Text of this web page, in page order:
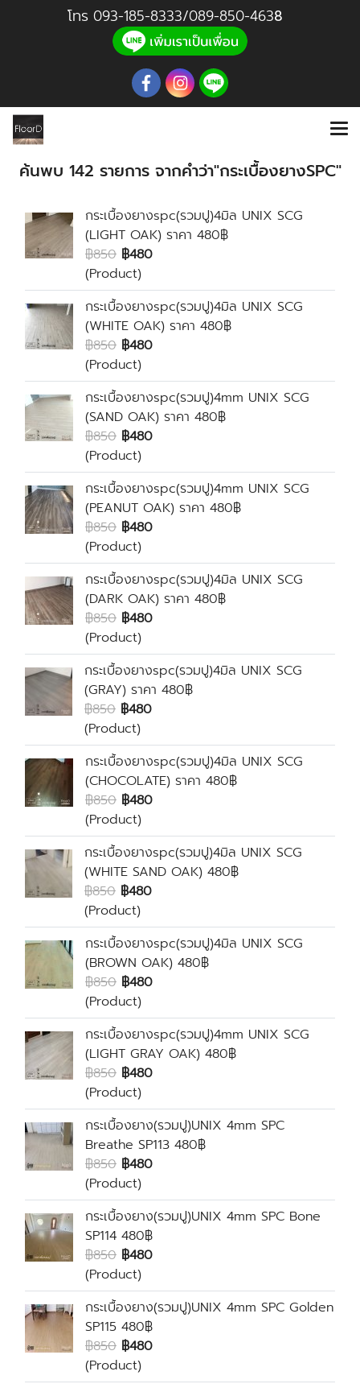
โทร 093-185-8333/089-850-4638
ค้นพบ 142 รายการ จากคำว่า"กระเบื้องยางSPC"
กระเบื้องยางspc(รวมปู)4มิล UNIX SCG
(LIGHT OAK) ราคา 480฿
฿850 ฿480
(Product)
กระเบื้องยางspc(รวมปู)4มิล UNIX SCG
(WHITE OAK) ราคา 480฿
฿850 ฿480
(Product)
กระเบื้องยางspc(รวมปู)4mm UNIX SCG
(SAND OAK) ราคา 480฿
฿850 ฿480
(Product)
กระเบื้องยางspc(รวมปู)4mm UNIX SCG
(PEANUT OAK) ราคา 480฿
฿850 ฿480
(Product)
กระเบื้องยางspc(รวมปู)4มิล UNIX SCG
(DARK OAK) ราคา 480฿
฿850 ฿480
(Product)
กระเบื้องยางspc(รวมปู)4มิล UNIX SCG
(GRAY) ราคา 480฿
฿850 ฿480
(Product)
กระเบื้องยางspc(รวมปู)4มิล UNIX SCG
(CHOCOLATE) ราคา 480฿
฿850 ฿480
(Product)
กระเบื้องยางspc(รวมปู)4มิล UNIX SCG
(WHITE SAND OAK) 480฿
฿850 ฿480
(Product)
กระเบื้องยางspc(รวมปู)4มิล UNIX SCG
(BROWN OAK) 480฿
฿850 ฿480
(Product)
กระเบื้องยางspc(รวมปู)4mm UNIX SCG
(LIGHT GRAY OAK) 480฿
฿850 ฿480
(Product)
กระเบื้องยาง(รวมปู)UNIX 4mm SPC
Breathe SP113 480฿
฿850 ฿480
(Product)
กระเบื้องยาง(รวมปู)UNIX 4mm SPC Bone
SP114 480฿
฿850 ฿480
(Product)
กระเบื้องยาง(รวมปู)UNIX 4mm SPC Golden
SP115 480฿
฿850 ฿480
(Product)